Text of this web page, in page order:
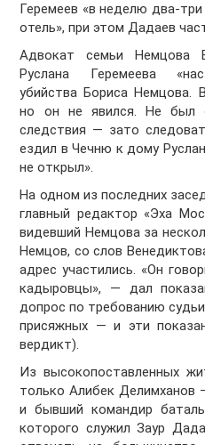
Геремеев «в неделю два-
отель», при этом Дадаев
Адвокат семьи Немцова
Руслана Геремеева
убийства Бориса Немцова.
но он не явился. Не был
следствия — зато
ездил в Чечню к дому
не открыл».
На одном из последних
главный редактор «Эха
видевший Немцова за
Немцов, со слов
адрес участились. «Он
кадыровцы», — дал
допрос по требованию
присяжных — и эти
вердикт).
Из высокопоставленных
только Алибек
и бывший командир
которого служил Заур